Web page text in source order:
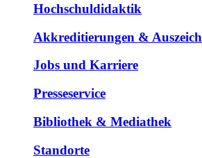
Hochschuldidaktik
Akkreditierungen &
Jobs und Karriere
Presseservice
Bibliothek & Mediathek
Standorte